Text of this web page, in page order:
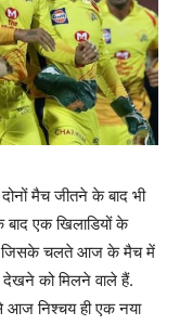
मैच जीतने के बाद भी
एक खिलाडियों के
हैं जिसके चलते आज के मैच में
देखने को मिलने वाले हैं.
आज निश्चय ही एक नया